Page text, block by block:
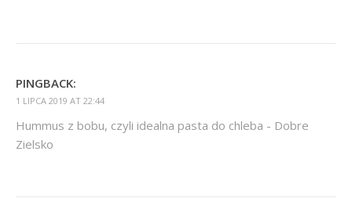
PINGBACK:
1 LIPCA 2019 AT 22:44
Hummus z bobu, czyli idealna pasta do chleba - Dobre
Zielsko